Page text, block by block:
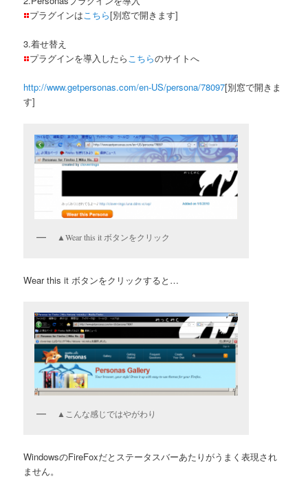
プラグインはこちら[別窓で開きます]
3.着せ替え
プラグインを導入したらこちらのサイトへ
http://www.getpersonas.com/en-US/persona/78097[別窓で開きま
す]
▲Wear this it ボタンをクリック
Wear this it ボタンをクリックすると…
▲こんな感じではやがわり
WindowsのFireFoxだとステータスバーあたりがうまく表現され
ません。